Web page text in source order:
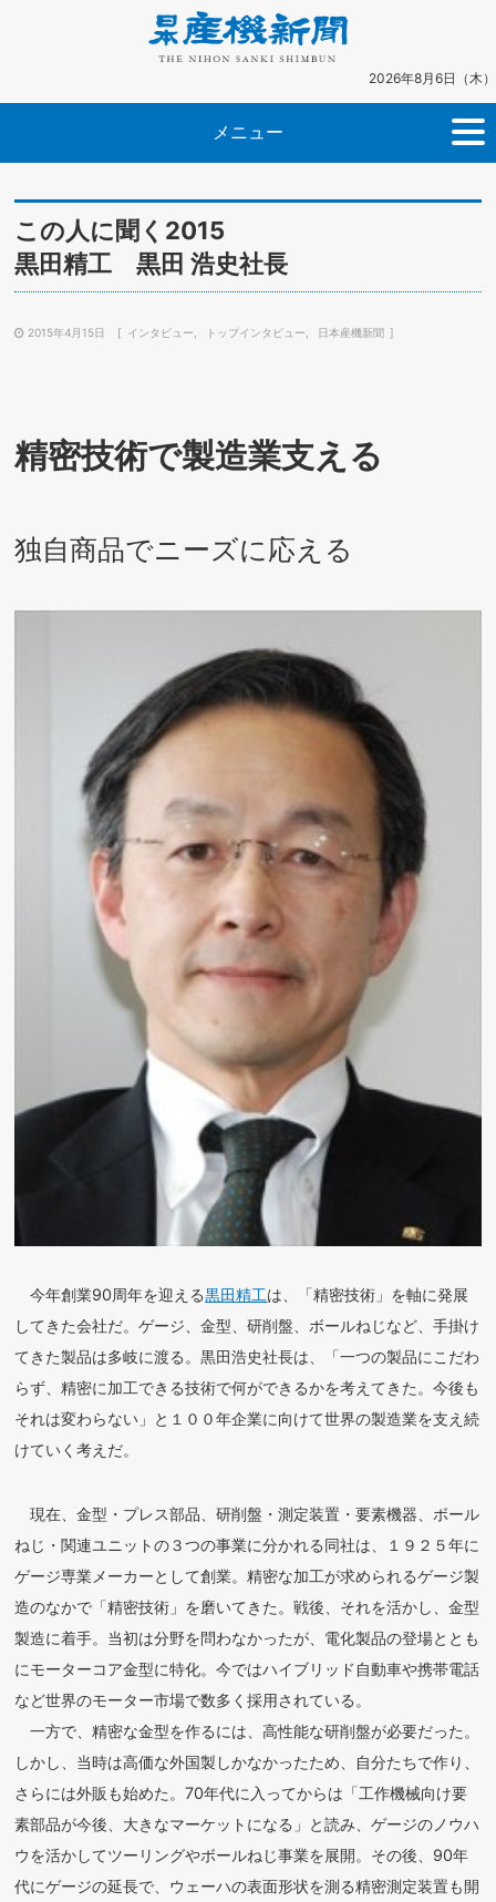
2026年8月6日（木）
メニュー
この人に聞く2015
黒田精工 黒田 浩史社長
2015年4月15日 インタビュー トップインタビュー 日本産機新聞
精密技術で製造業支える
独自商品でニーズに応える
今年創業90周年を迎える黒田精工は、「精密技術」を軸に発展
してきた会社だ。ゲージ、金型、研削盤、ボールねじなど、手掛け
てきた製品は多岐に渡る。黒田浩史社長は、「一つの製品にこだわ
らず、精密に加工できる技術で何ができるかを考えてきた。今後も
それは変わらない」と１００年企業に向けて世界の製造業を支え続
けていく考えだ。
現在、金型・プレス部品、研削盤・測定装置・要素機器、ボール
ねじ・関連ユニットの３つの事業に分かれる同社は、１９２５年に
ゲージ専業メーカーとして創業。精密な加工が求められるゲージ製
造のなかで「精密技術」を磨いてきた。戦後、それを活かし、金型
製造に着手。当初は分野を問わなかったが、電化製品の登場ととも
にモーターコア金型に特化。今ではハイブリッド自動車や携帯電話
など世界のモーター市場で数多く採用されている。
一方で、精密な金型を作るには、高性能な研削盤が必要だった。
しかし、当時は高価な外国製しかなかったため、自分たちで作り、
さらには外販も始めた。70年代に入ってからは「工作機械向け要
素部品が今後、大きなマーケットになる」と読み、ゲージのノウハ
ウを活かしてツーリングやボールねじ事業を展開。その後、90年
代にゲージの延長で、ウェーハの表面形状を測る精密測定装置も開